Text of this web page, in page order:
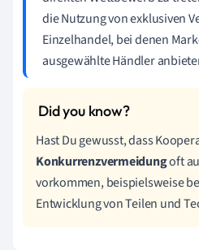
die Nutzung von exklusiven
Einzelhandel, bei denen
ausgewählte Händler
Hast Du gewusst, dass
Konkurrenzvermeidungoft
vorkommen, beispielsweise
Entwicklung von Teilen und